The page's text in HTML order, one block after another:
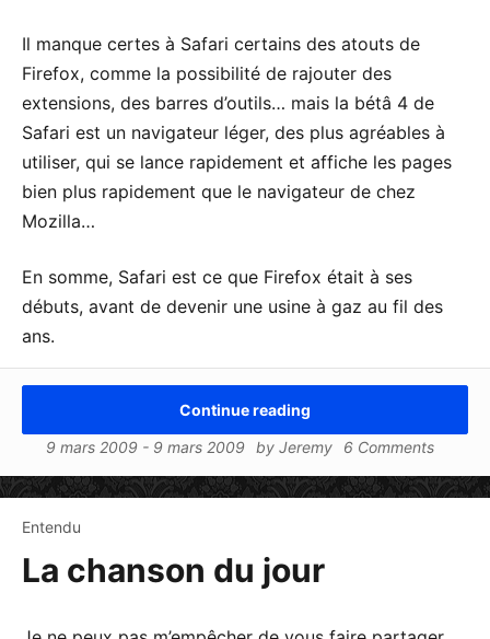
Il manque certes à Safari certains des atouts de
Firefox, comme la possibilité de rajouter des
extensions, des barres d’outils… mais la bétâ 4 de
Safari est un navigateur léger, des plus agréables à
utiliser, qui se lance rapidement et affiche les pages
bien plus rapidement que le navigateur de chez
Mozilla…
En somme, Safari est ce que Firefox était à ses
débuts, avant de devenir une usine à gaz au fil des
ans.
Continue reading
9 mars 2009- 9 mars 2009 by Jeremy 6 Comments
Entendu
La chanson du jour